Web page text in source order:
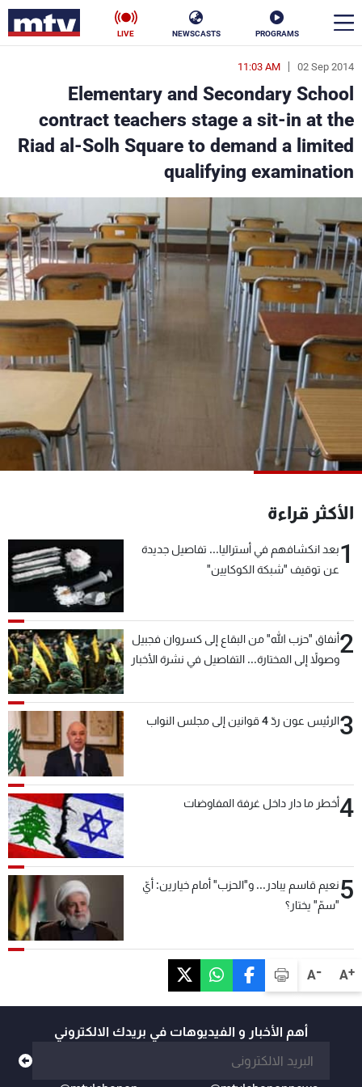
PROGRAMS
NEWSCASTS
LIVE
A+
A-
02 Sep 2014
11:03 AM
Elementary and Secondary School
contract teachers stage a sit-in at the
Riad al-Solh Square to demand a limited
qualifying examination
الأكثر قراءة
1بعد انكشافهم في أستراليا... تفاصيل جديدة
عن توقيف "شبكة الكوكايين"
2أنفاق "حزب الله" من البقاع إلى كسروان فجبيل
وصولاً إلى المختارة... التفاصيل في نشرة الأخبار
3الرئيس عون ردّ 4 قوانين إلى مجلس النواب
4أخطر ما دار داخل غرفة المفاوضات
5نعيم قاسم يبادر... و"الحزب" أمام خيارين: أيّ
"سمّ" يختار؟
أهم الأخبار و الفيديوهات في بريدك الالكتروني
en
الأخبار
سياسة ناس
فن
منوعات رياضة
كأس العالم
البرامج
جدول البرامج
شاهد البرامج
الترددات
عن MTV
الإنـتـاج
تواصل معنا